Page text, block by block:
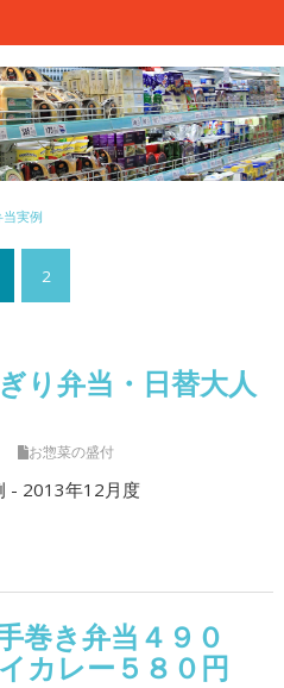
当実例
2
り弁当・日替大人
お惣菜の盛付
- 2013年12月度
巻き弁当４９０
カレー５８０円